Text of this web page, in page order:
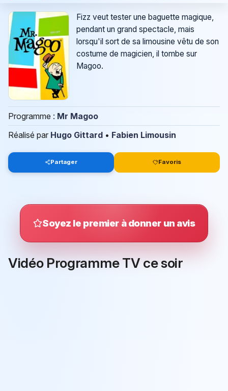
Fizz veut tester une baguette magique,
pendant un grand spectacle, mais
lorsqu'il sort de sa limousine vêtu de son
costume de magicien, il tombe sur
Magoo.
Programme : Mr Magoo
Réalisé par Hugo Gittard • Fabien Limousin
Partager Favoris
Soyez le premier à donner un avis
Vidéo Programme TV ce soir